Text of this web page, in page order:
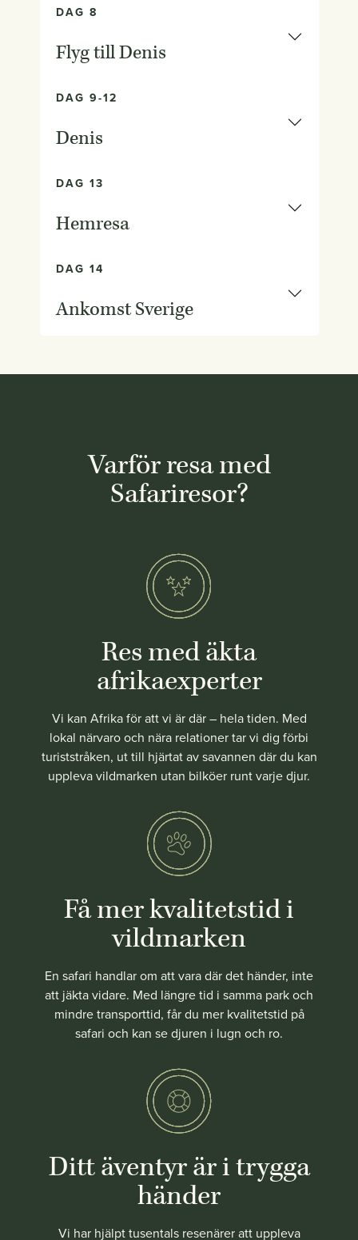
DAG 8
Flyg till Denis
DAG 9-12
Denis
DAG 13
Hemresa
DAG 14
Ankomst Sverige
Varför resa med
Safariresor?
Res med äkta
afrikaexperter
Vi kan Afrika för att vi är där – hela tiden. Med
lokal närvaro och nära relationer tar vi dig förbi
turiststråken, ut till hjärtat av savannen där du kan
uppleva vildmarken utan bilköer runt varje djur.
Få mer kvalitetstid i
vildmarken
En safari handlar om att vara där det händer, inte
att jäkta vidare. Med längre tid i samma park och
mindre transporttid, får du mer kvalitetstid på
safari och kan se djuren i lugn och ro.
Ditt äventyr är i trygga
händer
Vi har hjälpt tusentals resenärer att uppleva